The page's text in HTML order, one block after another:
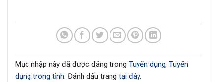
Mục nhập này đã được đăng trong Tuyển dụng, Tuyển
dụng trong tỉnh. Đánh dấu trang tại đây.